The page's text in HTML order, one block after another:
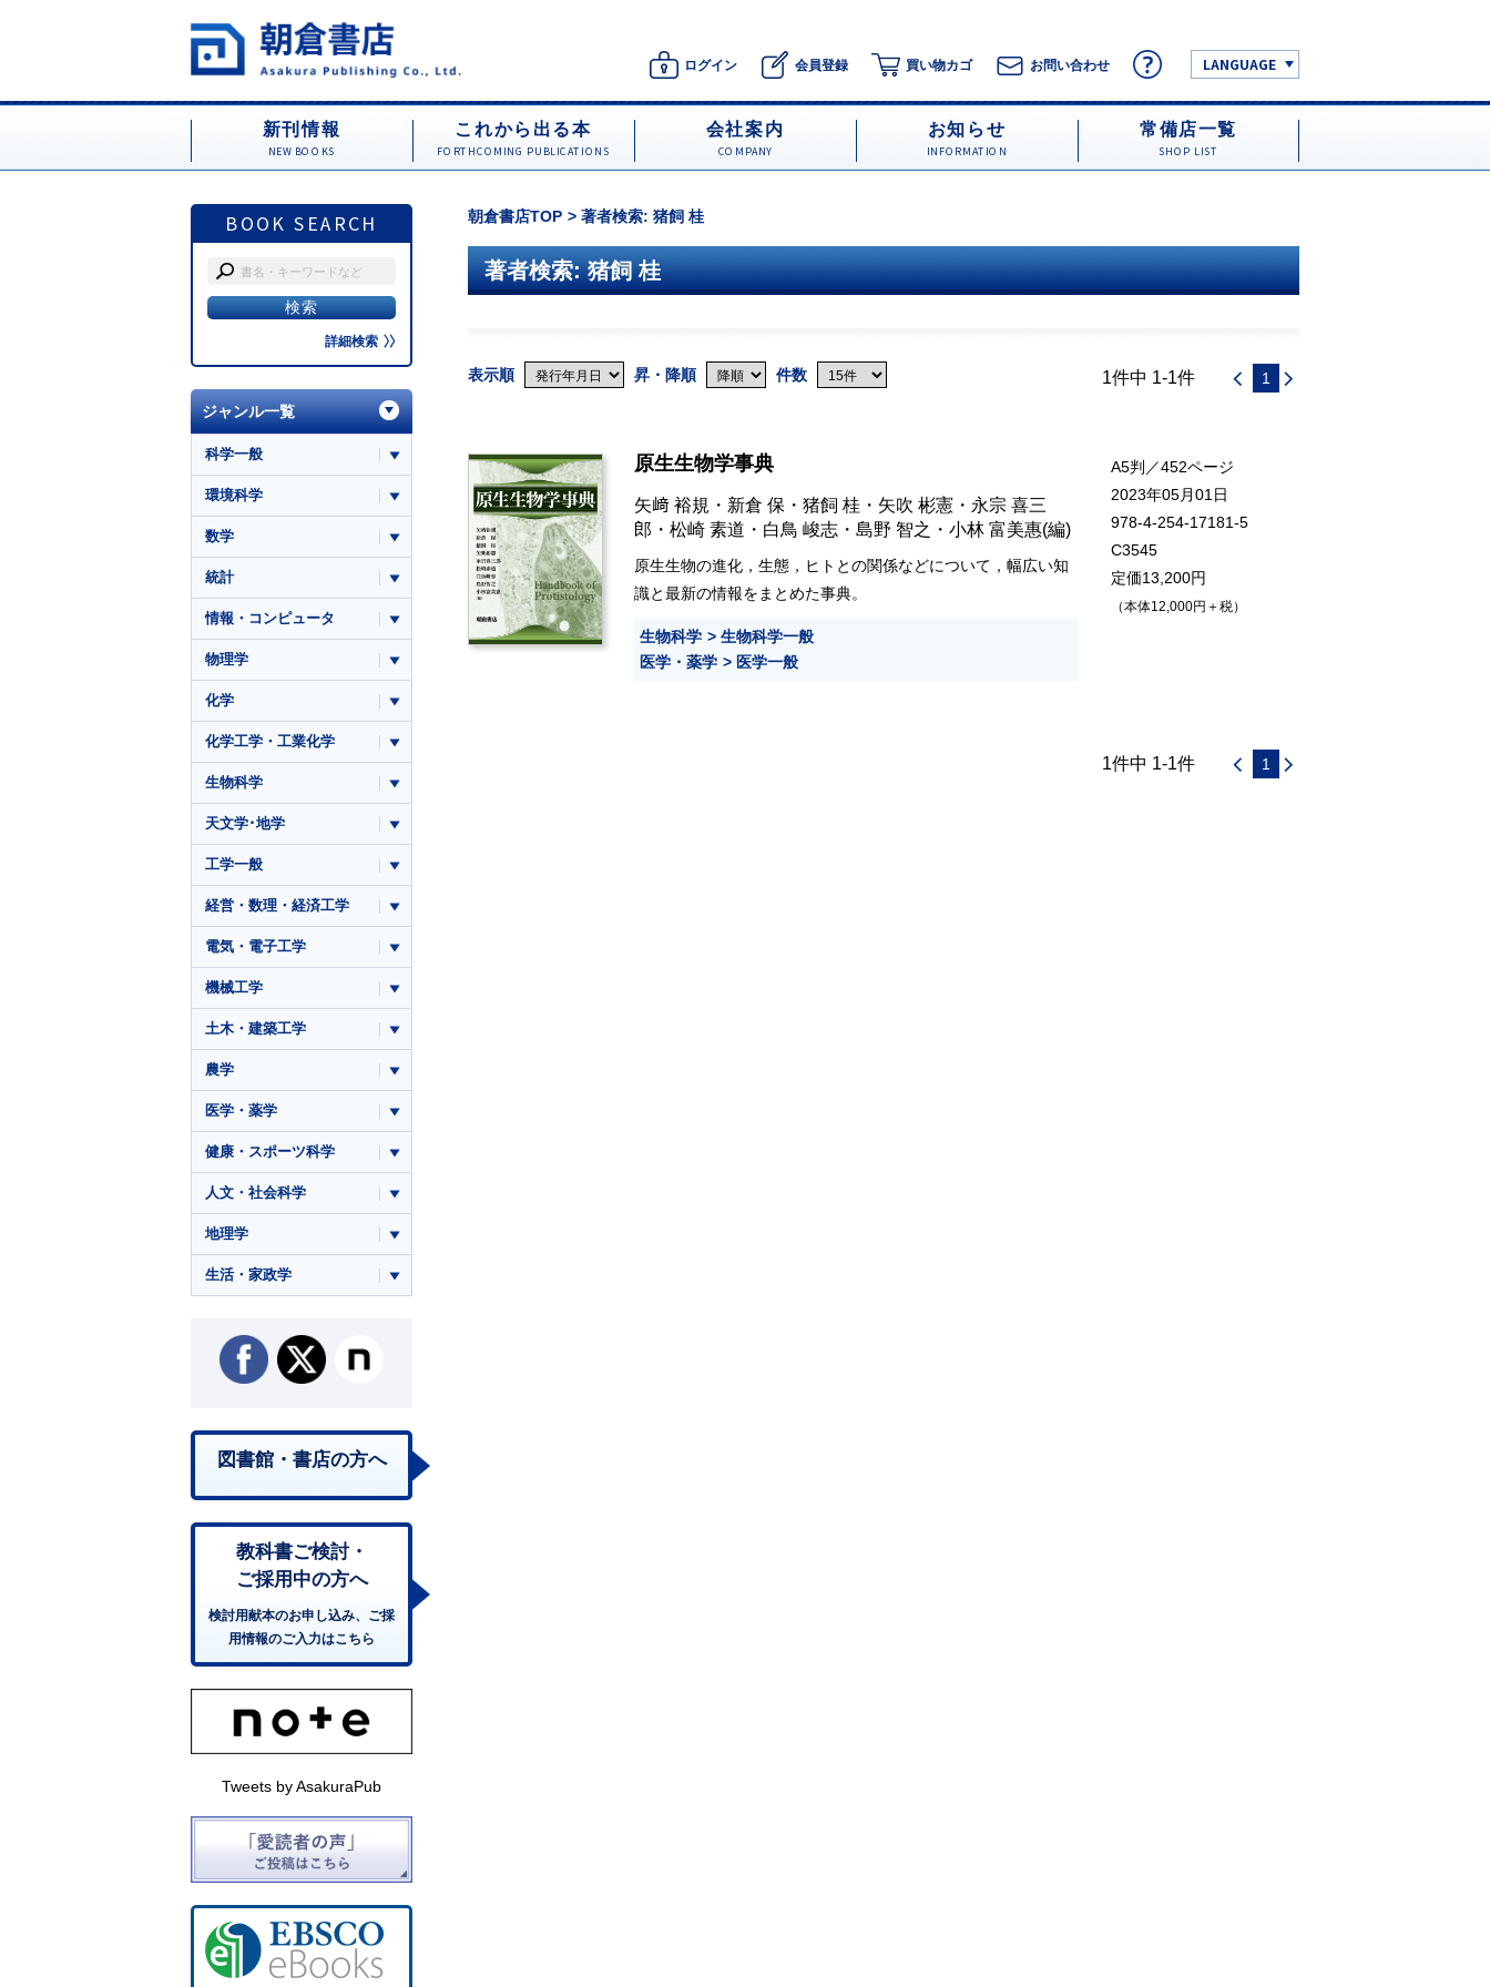
ログイン 会員登録 買い物カゴ お問い合わせ LANGUAGE
新刊情報
NEW BOOKS
これから出る本
FORTHCOMING PUBLICATIONS
会社案内
COMPANY
お知らせ
INFORMATION
常備店一覧
SHOP LIST
BOOK SEARCH
詳細検索
朝倉書店TOP 著者検索: 猪飼 桂
著者検索: 猪飼 桂
表示順 昇・降順 件数 1件中 1-1件 1
原生生物学事典
矢﨑 裕規 ・ 新倉 保 ・ 猪飼 桂 ・ 矢吹 彬憲 ・ 永宗 喜三
郎 ・ 松崎 素道 ・ 白鳥 峻志 ・ 島野 智之 ・ 小林 富美惠(編)
原生生物の進化，生態，ヒトとの関係などについて，幅広い知
識と最新の情報をまとめた事典。
生物科学
生物科学一般
医学・薬学
医学一般
A5判／452ページ
2023年05月01日
978-4-254-17181-5
C3545
定価13,200円
（本体12,000円＋税）
1件中 1-1件 1
ジャンル一覧
科学一般
環境科学
数学
統計
情報・コンピュータ
物理学
化学
化学工学・工業化学
生物科学
天文学･地学
工学一般
経営・数理・経済工学
電気・電子工学
機械工学
土木・建築工学
農学
医学・薬学
健康・スポーツ科学
人文・社会科学
地理学
生活・家政学
図書館・書店の方へ
教科書ご検討・
ご採用中の方へ
検討用献本のお申し込み、ご採
用情報のご入力はこちら
Tweets by AsakuraPub